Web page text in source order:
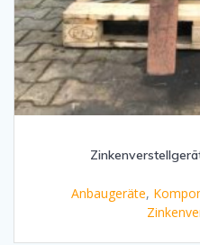
Anbaugeräte,